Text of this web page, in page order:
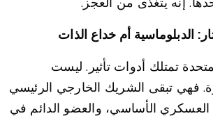
الدبلوماسية أم خداع الذات
تمتلك أدوات تأثير. ليست
فهي تبقى الشريك الخارجي الرئيسي
العسكري الأساسي، والعضو الدائم في